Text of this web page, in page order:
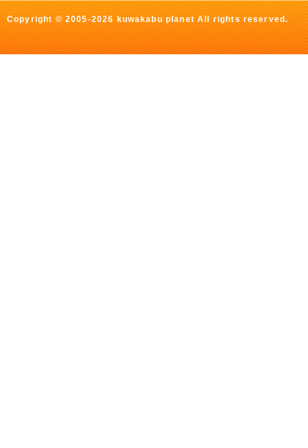
Copyright © 2005-2026 kuwakabu planet All rights reserved.